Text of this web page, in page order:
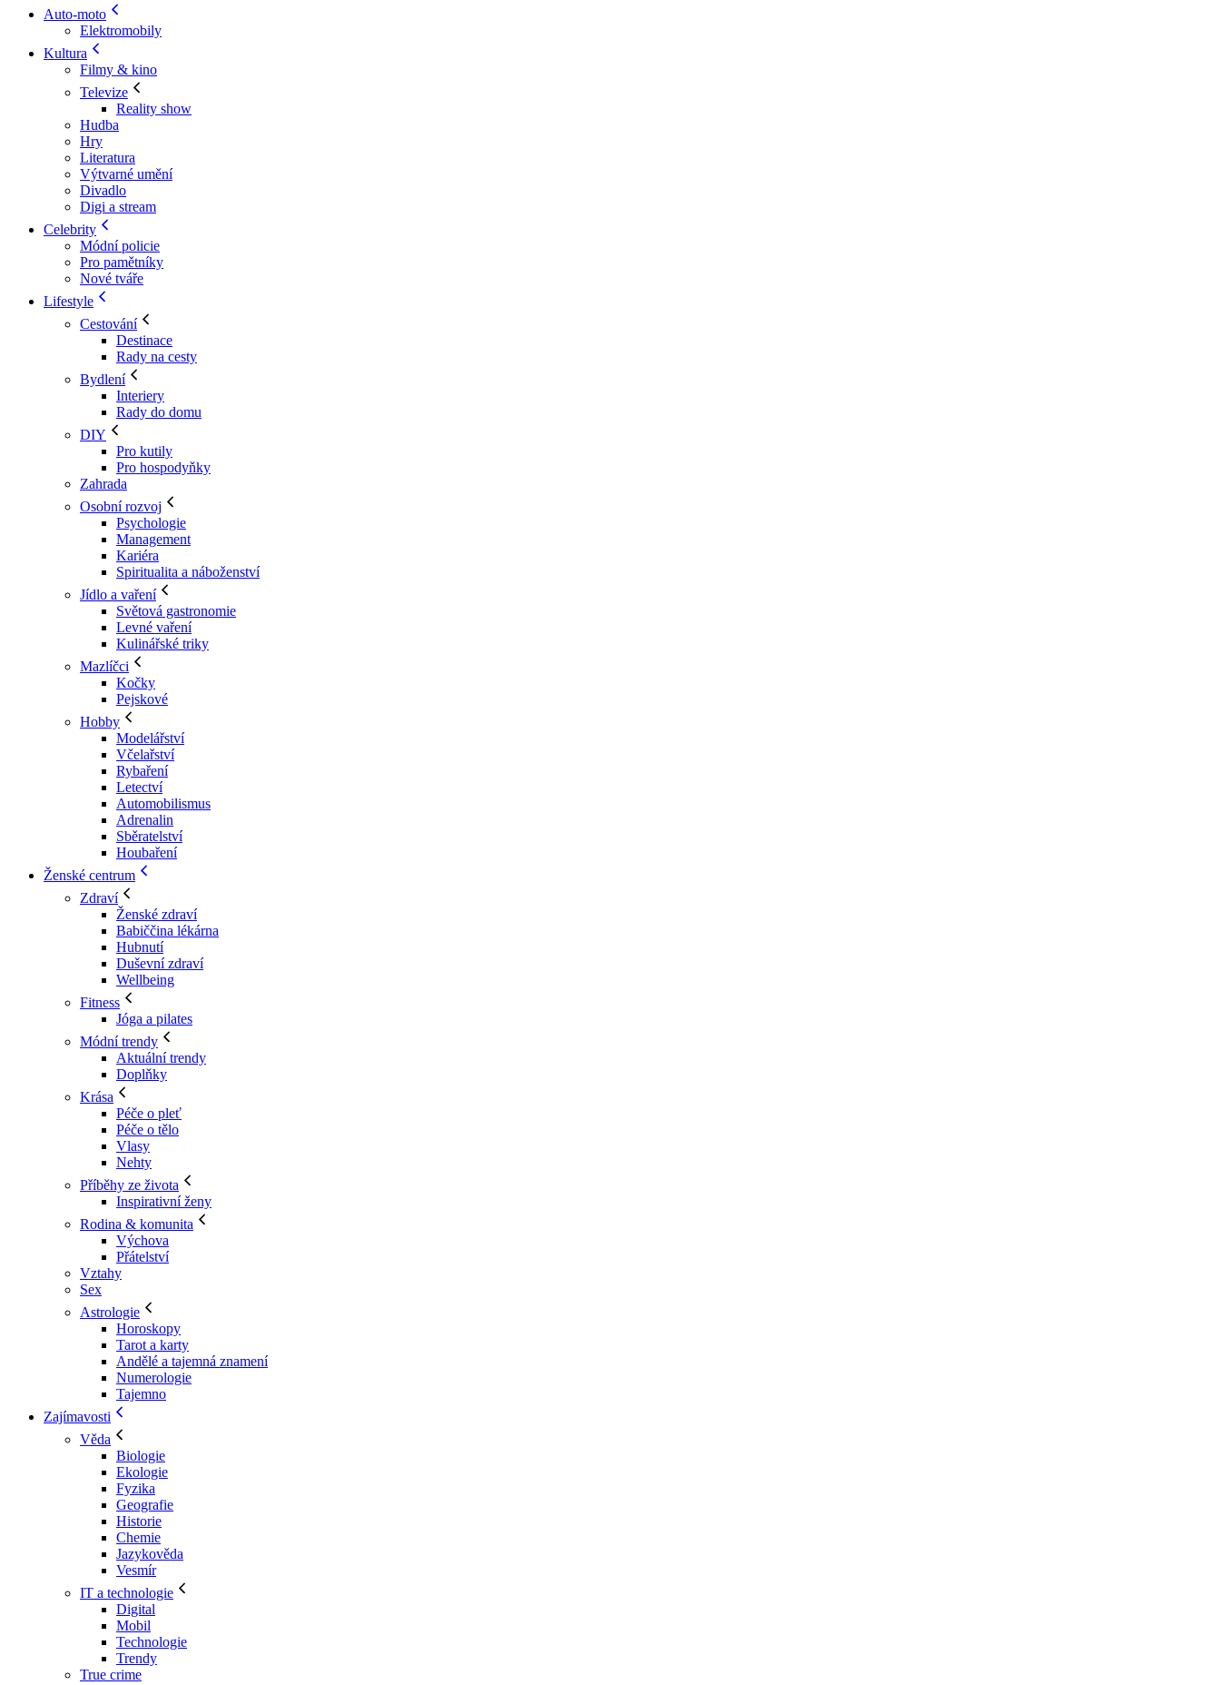
Auto-moto
Elektromobily
Kultura
Filmy & kino
Televize
Reality show
Hudba
Hry
Literatura
Výtvarné umění
Divadlo
Digi a stream
Celebrity
Módní policie
Pro pamětníky
Nové tváře
Lifestyle
Cestování
Destinace
Rady na cesty
Bydlení
Interiery
Rady do domu
DIY
Pro kutily
Pro hospodyňky
Zahrada
Osobní rozvoj
Psychologie
Management
Kariéra
Spiritualita a náboženství
Jídlo a vaření
Světová gastronomie
Levné vaření
Kulinářské triky
Mazlíčci
Kočky
Pejskové
Hobby
Modelářství
Včelařství
Rybaření
Letectví
Automobilismus
Adrenalin
Sběratelství
Houbaření
Ženské centrum
Zdraví
Ženské zdraví
Babiččina lékárna
Hubnutí
Duševní zdraví
Wellbeing
Fitness
Jóga a pilates
Módní trendy
Aktuální trendy
Doplňky
Krása
Péče o pleť
Péče o tělo
Vlasy
Nehty
Příběhy ze života
Inspirativní ženy
Rodina & komunita
Výchova
Přátelství
Vztahy
Sex
Astrologie
Horoskopy
Tarot a karty
Andělé a tajemná znamení
Numerologie
Tajemno
Zajímavosti
Věda
Biologie
Ekologie
Fyzika
Geografie
Historie
Chemie
Jazykověda
Vesmír
IT a technologie
Digital
Mobil
Technologie
Trendy
True crime